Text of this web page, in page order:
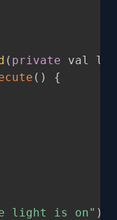
( private val
( )
{
light is on" )